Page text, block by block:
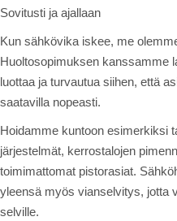
Sovitusti ja ajallaan
Kun sähkövika iskee, me
Huoltosopimuksen kanssamme
luottaa ja turvautua siihen, että
saatavilla nopeasti.
Hoidamme kuntoon esimerkiksi
järjestelmät, kerrostalojen
toimimattomat pistorasiat.
yleensä myös vianselvitys, jotta
selville.